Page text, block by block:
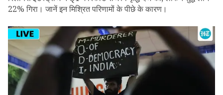
22% गिरा। जानें इन मिश्रित परिणामों के पीछे के कारण।